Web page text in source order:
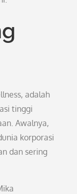
adalah
tinggi
Awalnya,
korporasi
dan sering